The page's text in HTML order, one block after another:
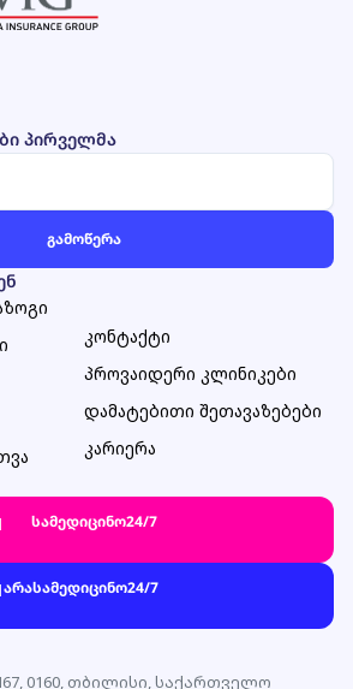
პირველმა
კონტაქტი
პროვაიდერი კლინიკები
დამატებითი შეთავაზებები
კარიერა
სამედიცინო24/7
არასამედიცინო24/7
0160, თბილისი, საქართველო